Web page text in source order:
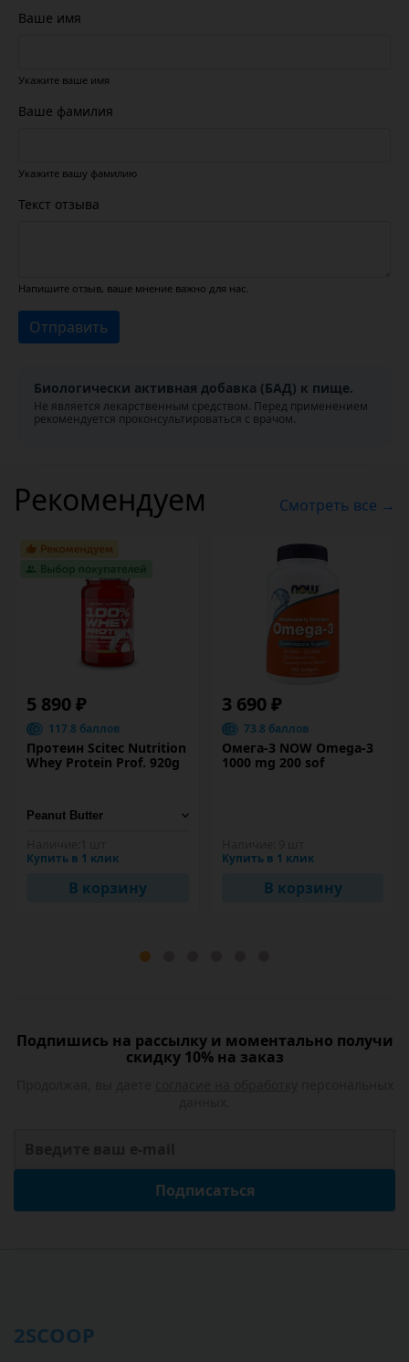
Ваше имя
Укажите ваше имя
Ваше фамилия
Укажите вашу фамилию
Текст отзыва
Напишите отзыв, ваше мнение важно для нас.
Отправить
Биологически активная добавка (БАД) к пище.
Не является лекарственным средством. Перед применением
рекомендуется проконсультироваться с врачом.
Рекомендуем Смотреть все →
5 890 ₽
117.8 баллов
Протеин Scitec Nutrition
Whey Protein Prof. 920g
Купить в 1 клик
В корзину
3 690 ₽
73.8 баллов
Омега-3 NOW Omega-3
1000 mg 200 sof
Купить в 1 клик
В корзину
Подпишись на рассылку и моментально получи
скидку 10% на заказ
Подписаться
2SCOOP